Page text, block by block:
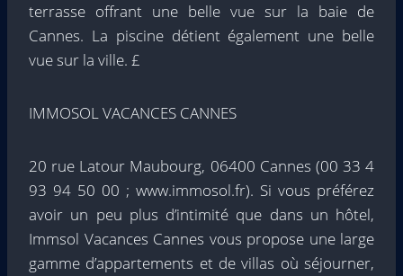
terrasse offrant une belle vue sur la baie de
Cannes. La piscine détient également une belle
vue sur la ville. £
IMMOSOL VACANCES CANNES
20 rue Latour Maubourg, 06400 Cannes (00 33 4
93 94 50 00 ; www.immosol.fr). Si vous préférez
avoir un peu plus d’intimité que dans un hôtel,
Immsol Vacances Cannes vous propose une large
gamme d’appartements et de villas où séjourner,